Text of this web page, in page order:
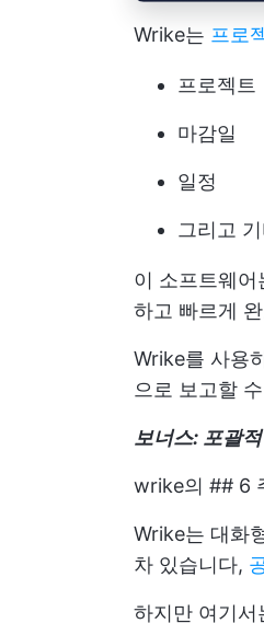
Wrike는 프로
프로젝트
마감일
일정
그리고
이 소프트웨
하고 빠르게
Wrike를 사용
으로 보고할
보너스: 포괄
wrike의 ## 6
Wrike는 대화
차 있습니다,
하지만 여기